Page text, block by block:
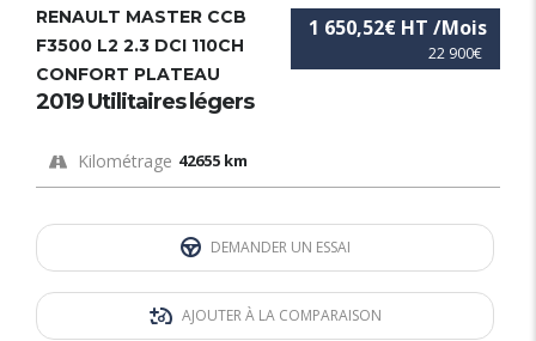
22 900€
1 650,52€ HT /Mois
RENAULT MASTER CCB
F3500 L2 2.3 DCI 110CH
CONFORT PLATEAU
2019 Utilitaires légers
Kilométrage 42655 km
DEMANDER UN ESSAI
AJOUTER À LA COMPARAISON